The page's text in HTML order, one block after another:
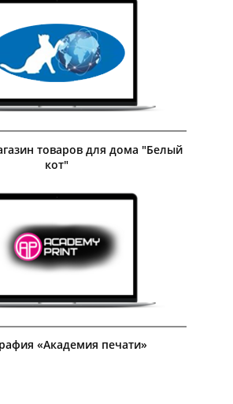
Посмотреть кейс
товаров для дома "Белый
кот"
Посмотреть кейс
«Академия печати»